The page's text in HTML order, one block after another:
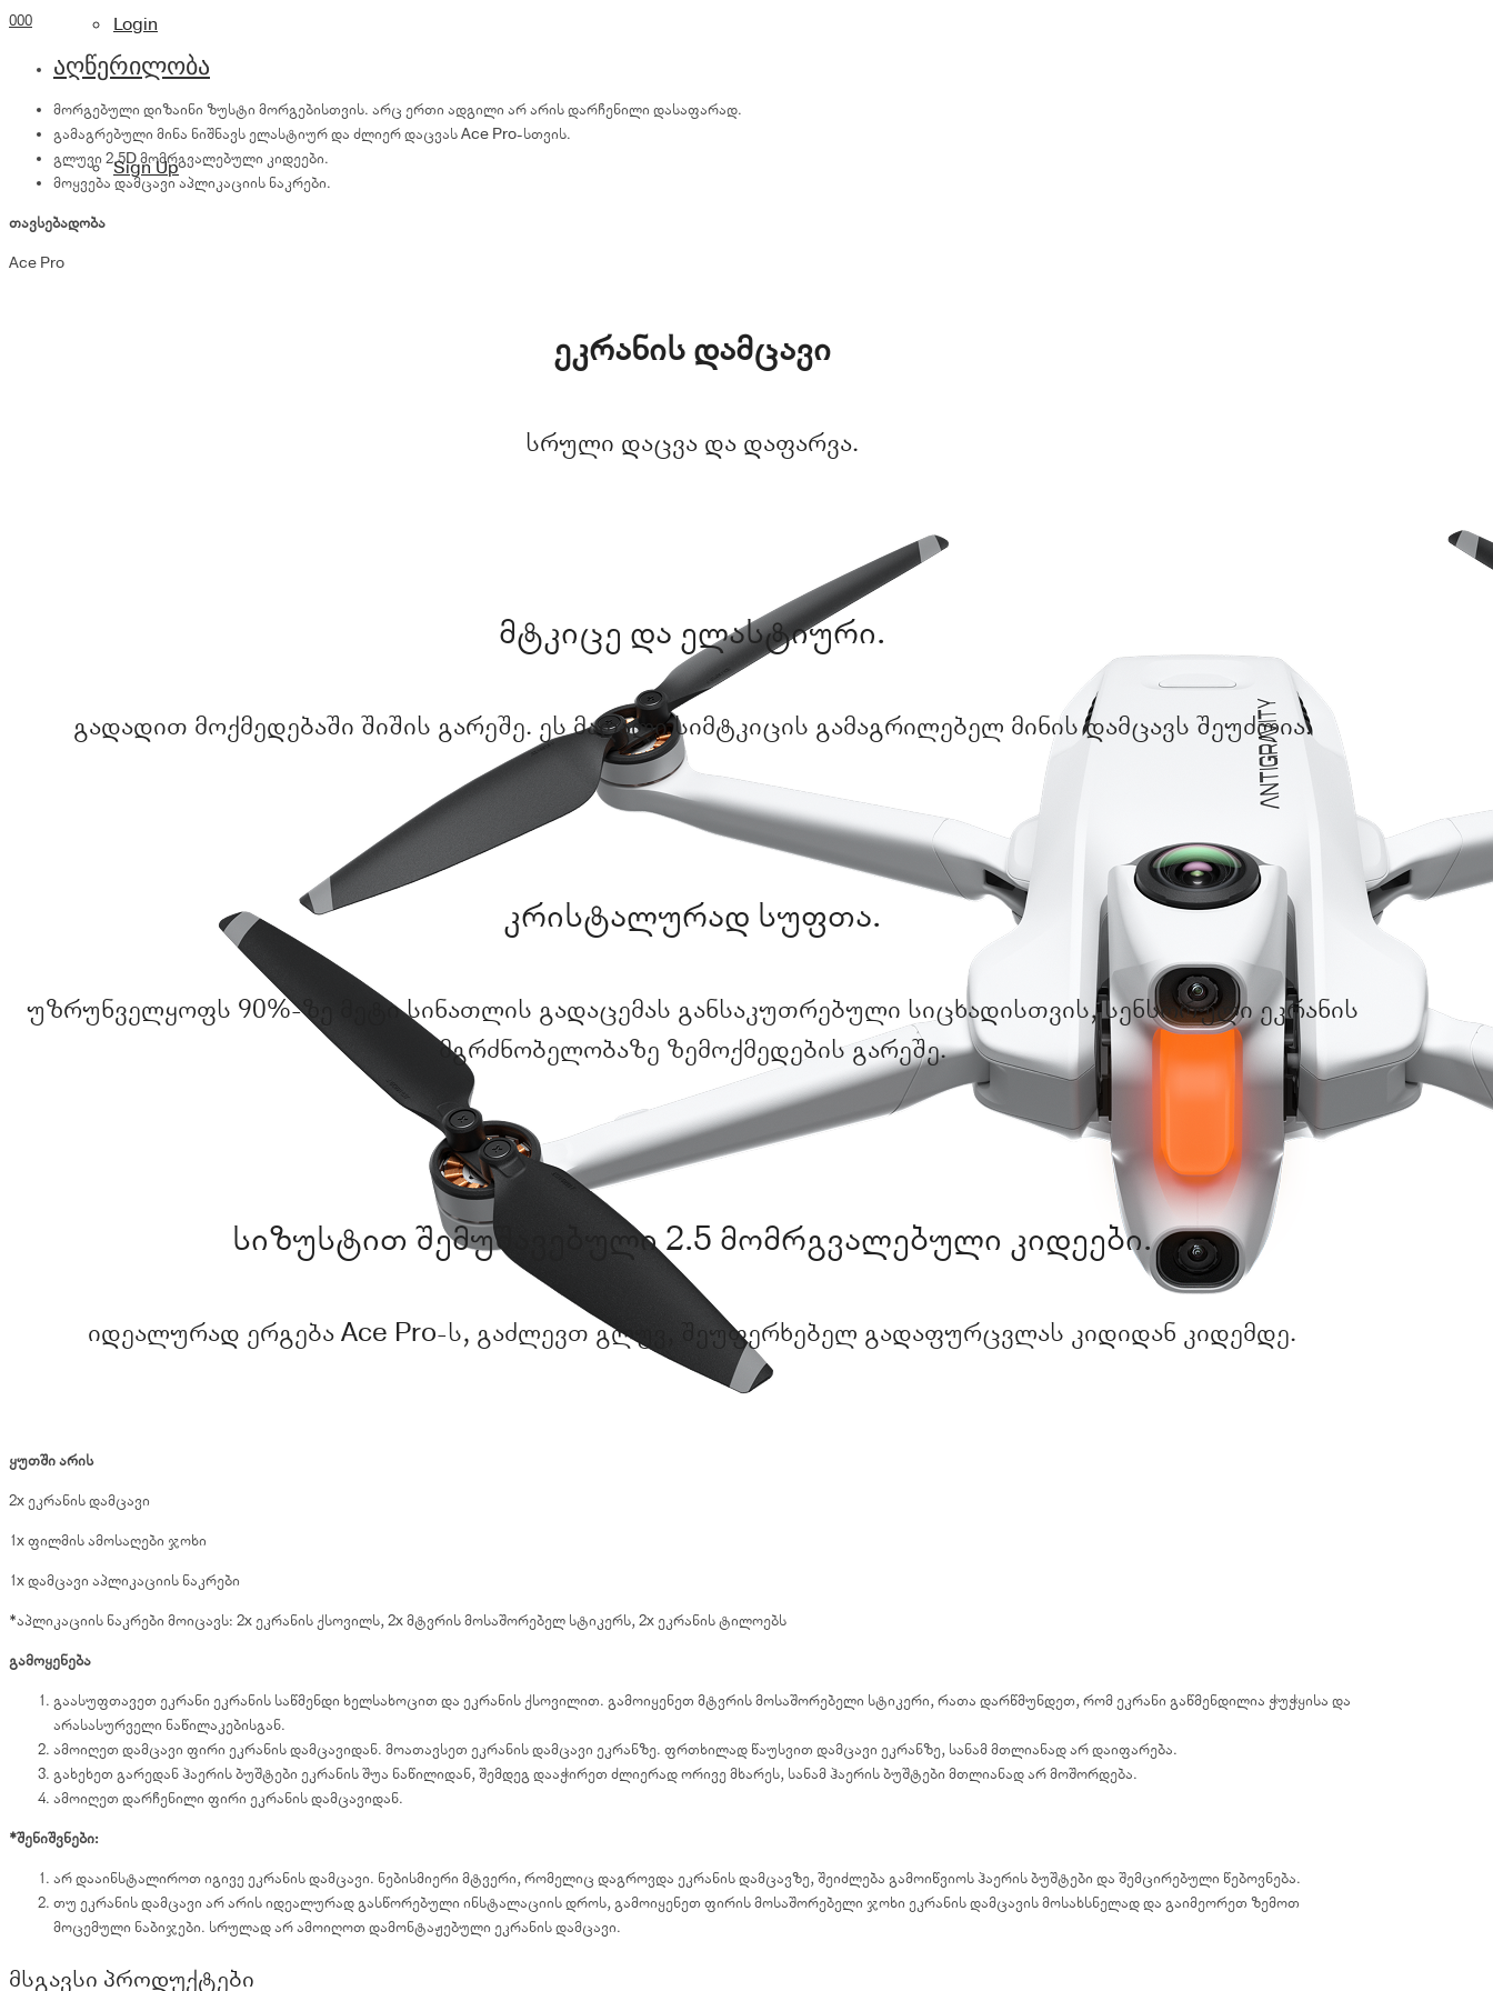
Login
Sign Up
quantity
000
აღწერილობა
მორგებული დიზაინი ზუსტი მორგებისთვის. არც ერთი ადგილი არ არის დარჩენილი დასაფარად.
გამაგრებული მინა ნიშნავს ელასტიურ და ძლიერ დაცვას Ace Pro-სთვის.
გლუვი 2.5D მომრგვალებული კიდეები.
მოყვება დამცავი აპლიკაციის ნაკრები.
თავსებადობა
Ace Pro
ეკრანის დამცავი
სრული დაცვა და დაფარვა.
მტკიცე და ელასტიური.
გადადით მოქმედებაში შიშის გარეშე. ეს მაღალი სიმტკიცის გამაგრილებელ მინის დამცავს შეუძლია.
კრისტალურად სუფთა.
უზრუნველყოფს 90%-ზე მეტი სინათლის გადაცემას განსაკუთრებული სიცხადისთვის, სენსორული ეკრანის
მგრძნობელობაზე ზემოქმედების გარეშე.
სიზუსტით შემუშავებული 2.5 მომრგვალებული კიდეები.
იდეალურად ერგება Ace Pro-ს, გაძლევთ გლუვ, შეუფერხებელ გადაფურცვლას კიდიდან კიდემდე.
ყუთში არის
2x ეკრანის დამცავი
1x ფილმის ამოსაღები ჯოხი
1x დამცავი აპლიკაციის ნაკრები
*აპლიკაციის ნაკრები მოიცავს: 2x ეკრანის ქსოვილს, 2x მტვრის მოსაშორებელ სტიკერს, 2x ეკრანის ტილოებს
გამოყენება
გაასუფთავეთ ეკრანი ეკრანის საწმენდი ხელსახოცით და ეკრანის ქსოვილით. გამოიყენეთ მტვრის მოსაშორებელი სტიკერი, რათა დარწმუნდეთ, რომ ეკრანი გაწმენდილია ჭუჭყისა და
არასასურველი ნაწილაკებისგან.
ამოიღეთ დამცავი ფირი ეკრანის დამცავიდან. მოათავსეთ ეკრანის დამცავი ეკრანზე. ფრთხილად წაუსვით დამცავი ეკრანზე, სანამ მთლიანად არ დაიფარება.
გახეხეთ გარედან ჰაერის ბუშტები ეკრანის შუა ნაწილიდან, შემდეგ დააჭირეთ ძლიერად ორივე მხარეს, სანამ ჰაერის ბუშტები მთლიანად არ მოშორდება.
ამოიღეთ დარჩენილი ფირი ეკრანის დამცავიდან.
*შენიშვნები:
არ დააინსტალიროთ იგივე ეკრანის დამცავი. ნებისმიერი მტვერი, რომელიც დაგროვდა ეკრანის დამცავზე, შეიძლება გამოიწვიოს ჰაერის ბუშტები და შემცირებული წებოვნება.
თუ ეკრანის დამცავი არ არის იდეალურად გასწორებული ინსტალაციის დროს, გამოიყენეთ ფირის მოსაშორებელი ჯოხი ეკრანის დამცავის მოსახსნელად და გაიმეორეთ ზემოთ
მოცემული ნაბიჯები. სრულად არ ამოიღოთ დამონტაჟებული ეკრანის დამცავი.
მსგავსი პროდუქტები